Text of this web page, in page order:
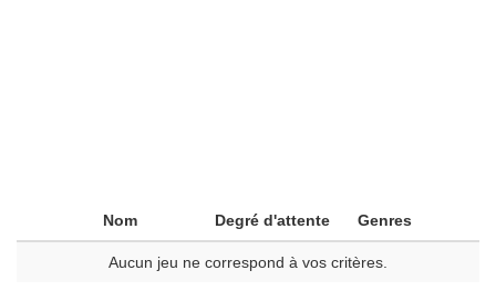
Nom Degré d'attente Genres
Aucun jeu ne correspond à vos critères.